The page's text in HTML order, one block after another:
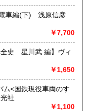
します。
一般（その他）
電車編(下) 浅原信彦
￥7,700
全史 星川武 編】ヴィ
￥1,650
<国鉄現役車両のす
社
￥1,100